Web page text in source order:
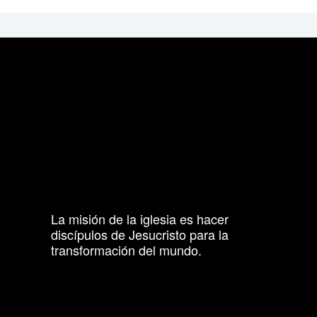
La misión de la iglesia es hacer
discípulos de Jesucristo para la
transformación del mundo.